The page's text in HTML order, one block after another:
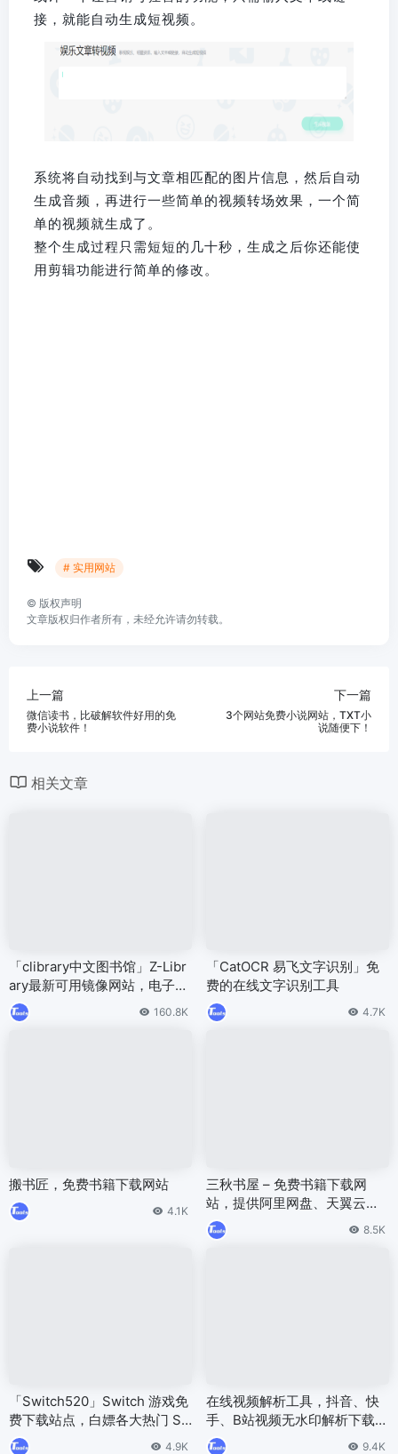
接，就能自动生成短视频。
系统将自动找到与文章相匹配的图片信息，然后自动
生成音频，再进行一些简单的视频转场效果，一个简
单的视频就生成了。
整个生成过程只需短短的几十秒，生成之后你还能使
用剪辑功能进行简单的修改。
# 实用网站
© 版权声明
文章版权归作者所有，未经允许请勿转载。
上一篇
微信读书，比破解软件好用的免
费小说软件！
下一篇
3个网站免费小说网站，TXT小
说随便下！
相关文章
「clibrary中文图书馆」Z-Libr
ary最新可用镜像网站，电子书
搜索下载工具
160.8K
「CatOCR 易飞文字识别」免
费的在线文字识别工具
4.7K
搬书匠，免费书籍下载网站
4.1K
三秋书屋 – 免费书籍下载网
站，提供阿里网盘、天翼云盘
等网盘链接
8.5K
「Switch520」Switch 游戏免
费下载站点，白嫖各大热门 Sw
itch 游戏
4.9K
在线视频解析工具，抖音、快
手、B站视频无水印解析下载工
具
9.4K